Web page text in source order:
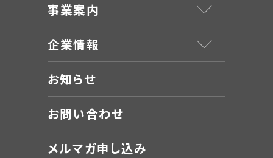
事業案内
企業情報
お知らせ
お問い合わせ
メルマガ申し込み